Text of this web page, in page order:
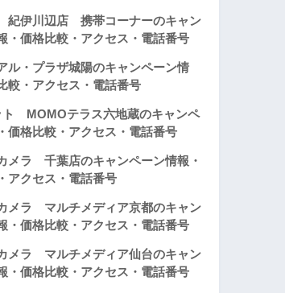
紀伊川辺店 携帯コーナーのキャン
・価格比較・アクセス・電話番号
・プラザ城陽のキャンペーン情
較・アクセス・電話番号
ト MOMOテラス六地蔵のキャンペ
価格比較・アクセス・電話番号
メラ 千葉店のキャンペーン情報・
アクセス・電話番号
メラ マルチメディア京都のキャン
・価格比較・アクセス・電話番号
メラ マルチメディア仙台のキャン
・価格比較・アクセス・電話番号